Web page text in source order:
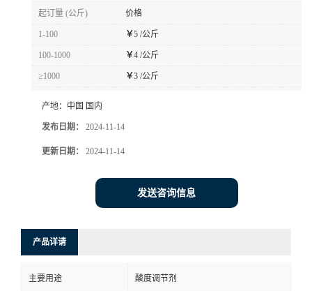
起订量 (公斤) 价格
1-100 ￥5 /公斤
100-1000 ￥4 /公斤
≥1000 ￥3 /公斤
产地： 中国 国内
发布日期： 2024-11-14
更新日期： 2024-11-14
发送咨询信息
产品详请
主要用途 酸度调节剂